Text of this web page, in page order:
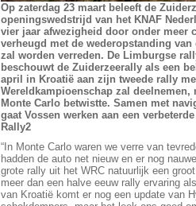
Op zaterdag 23 maart beleeft de
openingswedstrijd van het KNAF
vier jaar afwezigheid door onder meer
verheugd met de wederopstanding
zal worden verreden. De Limburgse
beschouwt de Zuiderzeerally als een
april in Kroatië aan zijn tweede rally
Wereldkampioenschap zal
Monte Carlo betwistte. Samen met
gaat Vossen werken aan een
Rally2
“In Monte Carlo waren we verre van
hadden de auto net nieuw en er nog
grote rally uit het WRC natuurlijk een
meer dan een halve eeuw rally ervaring
van Kroatië komt er nog een update van